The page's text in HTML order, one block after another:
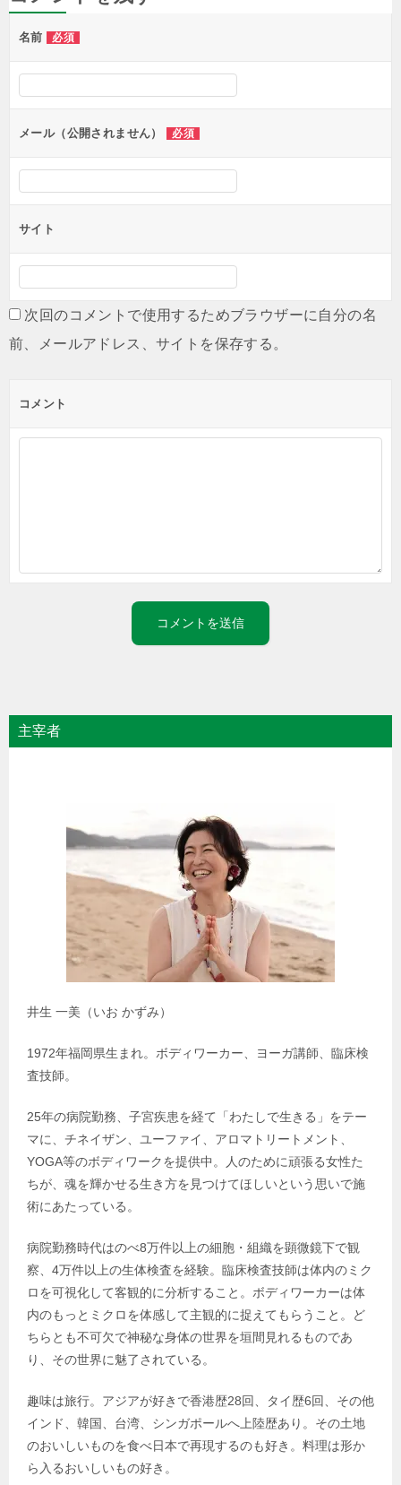
ビ
ゲ
ー
ョ
ン
名前 必須
メール（公開されません） 必須
サイト
次回のコメントで使用するためブラウザーに自分の名
前、メールアドレス、サイトを保存する。
コメント
主宰者
井生 一美（いお かずみ）
1972年福岡県生まれ。ボディワーカー、ヨーガ講師、臨床検
査技師。
25年の病院勤務、子宮疾患を経て「わたしで生きる」をテー
マに、チネイザン、ユーファイ、アロマトリートメント、
YOGA等のボディワークを提供中。人のために頑張る女性た
ちが、魂を輝かせる生き方を見つけてほしいという思いで施
術にあたっている。
病院勤務時代はのべ8万件以上の細胞・組織を顕微鏡下で観
察、4万件以上の生体検査を経験。臨床検査技師は体内のミク
ロを可視化して客観的に分析すること。ボディワーカーは体
内のもっとミクロを体感して主観的に捉えてもらうこと。ど
ちらとも不可欠で神秘な身体の世界を垣間見れるものであ
り、その世界に魅了されている。
趣味は旅行。アジアが好きで香港歴28回、タイ歴6回、その他
インド、韓国、台湾、シンガポールへ上陸歴あり。その土地
のおいしいものを食べ日本で再現するのも好き。料理は形か
ら入るおいしいもの好き。